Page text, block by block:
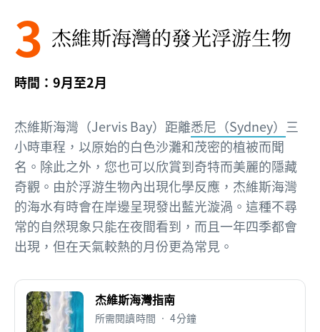
3 杰維斯海灣的發光浮游生物
時間：9月至2月
杰維斯海灣（Jervis Bay）距離悉尼（Sydney） 三
小時車程，以原始的白色沙灘和茂密的植被而聞
名。除此之外，您也可以欣賞到奇特而美麗的隱藏
奇觀。由於浮游生物內出現化學反應，杰維斯海灣
的海水有時會在岸邊呈現發出藍光漩渦。這種不尋
常的自然現象只能在夜間看到，而且一年四季都會
出現，但在天氣較熱的月份更為常見。
杰維斯海灣指南
所需閱讀時間 • 4分鐘